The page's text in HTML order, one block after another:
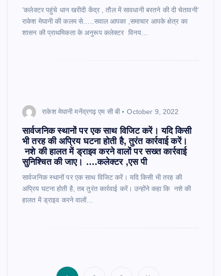
’कलेक्टर पहुंचे धान खरीदी केंद्र , तौल में सावधानी बरतने की दी चेतावनी’
राकेश मेघानी की कलम से…..सवाल आपका ,समाचार आपके क्षेत्र का
शासन की प्राथमिकता के अनुरूप कलेक्टर विनय…
राकेश मेघानी मनेंद्रगढ़ एम सी बी October 9, 2022
सार्वजनिक स्थानों पर एक साथ विजिट करें। यदि किसी
भी तरह की अप्रिय घटना होती है, तुरंत कार्रवाई करें।
नशे की हालत में ड्राइव करने वालों पर सख्त कार्रवाई
सुनिश्चित की जाए। ….कलेक्टर ,एस पी
सार्वजनिक स्थानों पर एक साथ विजिट करें। यदि किसी भी तरह की
अप्रिय घटना होती है, तब तुरंत कार्रवाई करें। उन्होंने कहा कि नशे की
हालत में ड्राइव करने वालों…